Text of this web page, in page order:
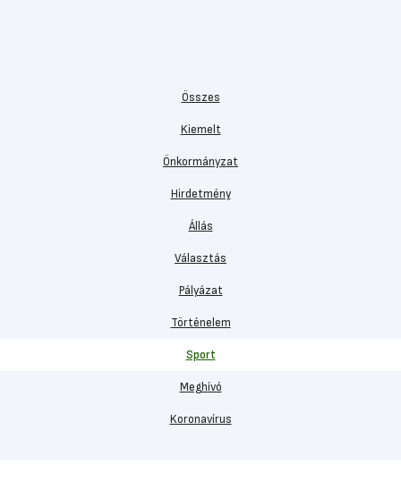
Összes
Kiemelt
Önkormányzat
Hirdetmény
Állás
Választás
Pályázat
Történelem
Sport
Meghívó
Koronavírus